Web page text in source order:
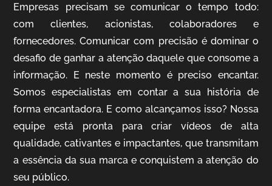
IQVIA
Cobertura de Eventos
Empresas precisam se comunicar o tempo todo:
com clientes, acionistas, colaboradores e
fornecedores. Comunicar com precisão é dominar o
desafio de ganhar a atenção daquele que consome a
informação. E neste momento é preciso encantar.
Somos especialistas em contar a sua história de
forma encantadora. E como alcançamos isso? Nossa
equipe está pronta para criar vídeos de alta
qualidade, cativantes e impactantes, que transmitam
a essência da sua marca e conquistem a atenção do
seu público.